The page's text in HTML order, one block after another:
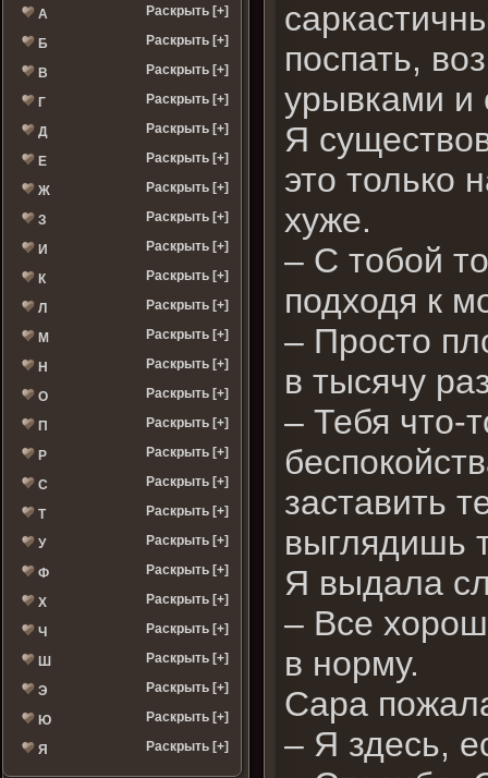
А Раскрыть [+]
Б Раскрыть [+]
В Раскрыть [+]
Г Раскрыть [+]
Д Раскрыть [+]
Е Раскрыть [+]
Ж Раскрыть [+]
З Раскрыть [+]
И Раскрыть [+]
К Раскрыть [+]
Л Раскрыть [+]
М Раскрыть [+]
Н Раскрыть [+]
О Раскрыть [+]
П Раскрыть [+]
Р Раскрыть [+]
С Раскрыть [+]
Т Раскрыть [+]
У Раскрыть [+]
Ф Раскрыть [+]
Х Раскрыть [+]
Ч Раскрыть [+]
Ш Раскрыть [+]
Э Раскрыть [+]
Ю Раскрыть [+]
Я Раскрыть [+]
поспать,
урывками и
Я
это только
хуже.
– С тобой
подходя к
– Просто
в тысячу
– Тебя что-
заставить
выглядишь
Я выдала
– Все
в норму.
Сара
– Я здесь,